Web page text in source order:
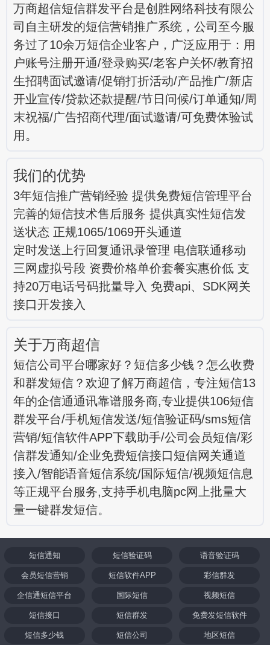
万商超信短信群发平台是创胜网络科技有限公
司自主研发的短信营销推广系统，公司至今服
务过了10余万短信企业客户，广泛应用于：用
户账号注册开通/登录购买/老客户关怀/教育招
生招聘面试邀请/促销打折活动/产品推广/新店
开业宣传/贷款还款提醒/节日问候/订单通知/周
末祝福/广告招商代理/面试邀请/可免费体验试
用。
我们的优势
3年短信推广营销经验 提供免费短信管理平台
完善的短信技术售后服务 提供真实性短信发
送状态 正规1065/1069开头通道
定时发送上行回复通讯录管理 电信联通移动
三网虚拟号段 资费价格单价套餐实惠价低 支
持20万电话号码批量导入 免费api、SDK网关
接口开发接入
关于万商超信
短信公司平台哪家好？短信多少钱？怎么收费
和群发短信？欢迎了解万商超信，专注短信13
年的企信通通讯靠谱服务商,专业提供106短信
群发平台/手机短信发送/短信验证码/sms短信
营销/短信软件APP下载助手/公司会员短信/彩
信群发通知/企业免费短信接口短信网关通道
接入/智能语音短信系统/国际短信/视频短信息
等正规平台服务,支持手机电脑pc网上批量大
量一键群发短信。
短信通知 短信验证码 语音验证码
会员短信营销 短信软件APP 彩信群发
企信通短信平台 国际短信 视频短信
短信接口 短信群发 免费发短信软件
短信多少钱 短信公司 地区短信